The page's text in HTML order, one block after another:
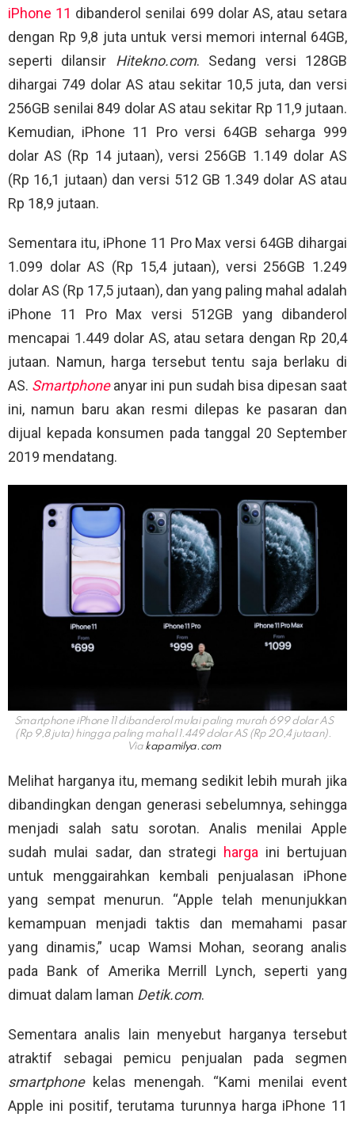
iPhone 11 dibanderol senilai 699 dolar AS, atau setara
dengan Rp 9,8 juta untuk versi memori internal 64GB,
seperti dilansir Hitekno.com. Sedang versi 128GB
dihargai 749 dolar AS atau sekitar 10,5 juta, dan versi
256GB senilai 849 dolar AS atau sekitar Rp 11,9 jutaan.
Kemudian, iPhone 11 Pro versi 64GB seharga 999
dolar AS (Rp 14 jutaan), versi 256GB 1.149 dolar AS
(Rp 16,1 jutaan) dan versi 512 GB 1.349 dolar AS atau
Rp 18,9 jutaan.
Sementara itu, iPhone 11 Pro Max versi 64GB dihargai
1.099 dolar AS (Rp 15,4 jutaan), versi 256GB 1.249
dolar AS (Rp 17,5 jutaan), dan yang paling mahal adalah
iPhone 11 Pro Max versi 512GB yang dibanderol
mencapai 1.449 dolar AS, atau setara dengan Rp 20,4
jutaan. Namun, harga tersebut tentu saja berlaku di
AS. Smartphoneanyar ini pun sudah bisa dipesan saat
ini, namun baru akan resmi dilepas ke pasaran dan
dijual kepada konsumen pada tanggal 20 September
2019 mendatang.
Smartphone iPhone 11 dibanderol mulai paling murah 699 dolar AS
(Rp 9,8 juta) hingga paling mahal 1.449 dolar AS (Rp 20,4 jutaan).
Via kapamilya.com
Melihat harganya itu, memang sedikit lebih murah jika
dibandingkan dengan generasi sebelumnya, sehingga
menjadi salah satu sorotan. Analis menilai Apple
sudah mulai sadar, dan strategi harga ini bertujuan
untuk menggairahkan kembali penjualasan iPhone
yang sempat menurun. “Apple telah menunjukkan
kemampuan menjadi taktis dan memahami pasar
yang dinamis,” ucap Wamsi Mohan, seorang analis
pada Bank of Amerika Merrill Lynch, seperti yang
dimuat dalam laman Detik.com.
Sementara analis lain menyebut harganya tersebut
atraktif sebagai pemicu penjualan pada segmen
smartphone kelas menengah. “Kami menilai event
Apple ini positif, terutama turunnya harga iPhone 11